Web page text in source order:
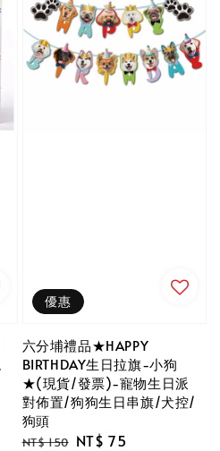
優惠
六分埔禮品★HAPPY
BIRTHDAY生日拉旗-小狗
★(現貨/發票)-寵物生日派
對佈置/狗狗生日串旗/犬控/
狗頭
Regular
NT$ 150 Sale
NT$ 75